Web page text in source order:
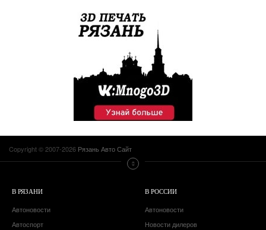
Copyright © 2007-2026 Рязань Авто Сайт
В РЯЗАНИ
Автоновости
Автоспорт
В РОССИИ
Автоновости
Новости дилеров